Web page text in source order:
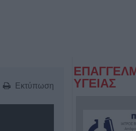
Εκτύπωση
ΥΓΕΙΑΣ